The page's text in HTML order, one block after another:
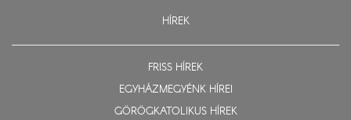
HÍREK
FRISS HÍREK
EGYHÁZMEGYÉNK HÍREI
GÖRÖGKATOLIKUS HÍREK